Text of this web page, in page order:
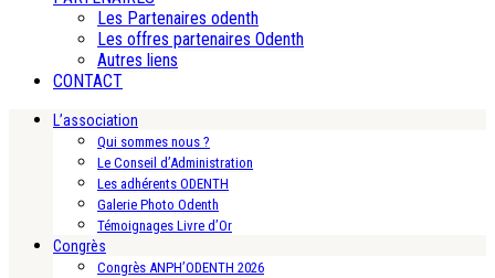
Les Partenaires odenth
Les offres partenaires Odenth
Autres liens
CONTACT
L’association
Qui sommes nous ?
Le Conseil d’Administration
Les adhérents ODENTH
Galerie Photo Odenth
Témoignages Livre d’Or
Congrès
Congrès ANPH’ODENTH 2026